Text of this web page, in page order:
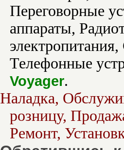
Переговорные
аппараты,
Телефонные
Voyager.
Наладка,
розницу,
Ремонт,